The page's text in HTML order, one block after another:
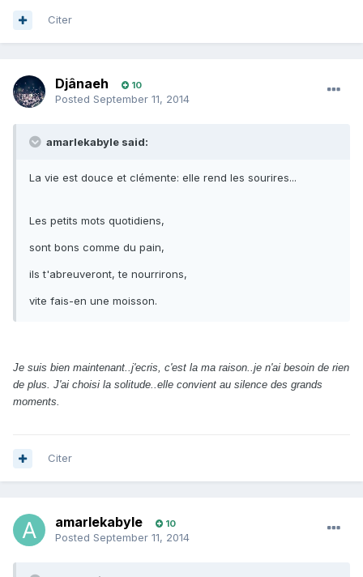
Citer
Djânaeh 10
Posted September 11, 2014
amarlekabyle said:
La vie est douce et clémente: elle rend les sourires...
Les petits mots quotidiens,
sont bons comme du pain,
ils t'abreuveront, te nourrirons,
vite fais-en une moisson.
Je suis bien maintenant..j'ecris, c'est la ma raison..je n'ai besoin de rien
de plus. J'ai choisi la solitude..elle convient au silence des grands
moments.
Citer
amarlekabyle 10
Posted September 11, 2014